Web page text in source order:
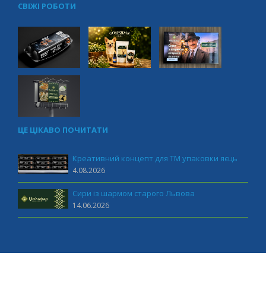
СВІЖІ РОБОТИ
ЦЕ ЦІКАВО ПОЧИТАТИ
Креативний концепт для ТМ упаковки яєць
4.08.2026
Сири із шармом старого Львова
14.06.2026